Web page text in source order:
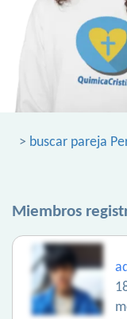
> buscar pareja
Miembros